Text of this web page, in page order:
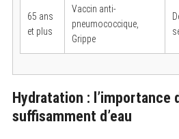
65 ans
et plus
Vaccin anti-
pneumococcique,
Grippe
Hydratation : l’importance
suffisamment d’eau